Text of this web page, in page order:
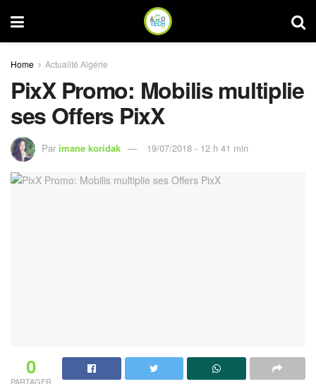
Home Actualité Algérie
PixX Promo: Mobilis multiplie
ses Offers PixX
Par imane koridak 19/07/2018 - 12 h 41 min
0
PARTAGER